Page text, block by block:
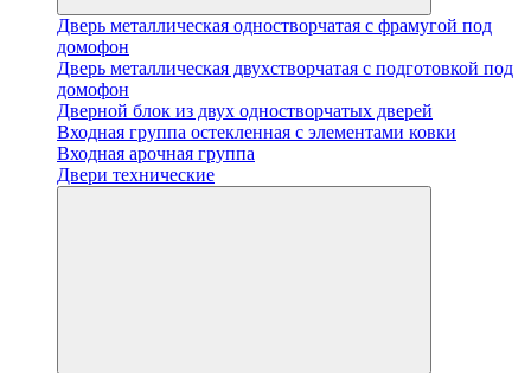
Дверь металлическая одностворчатая с фрамугой под
домофон
Дверь металлическая двухстворчатая с подготовкой под
домофон
Дверной блок из двух одностворчатых дверей
Входная группа остекленная с элементами ковки
Входная арочная группа
Двери технические